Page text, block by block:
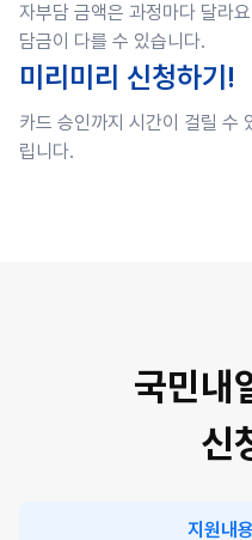
자부담 금액은 과정마다 달라
담금이 다를 수 있습니다.
미리미리 신청하기!
카드 승인까지 시간이 걸릴 수
립니다.
국민내
신
지원내